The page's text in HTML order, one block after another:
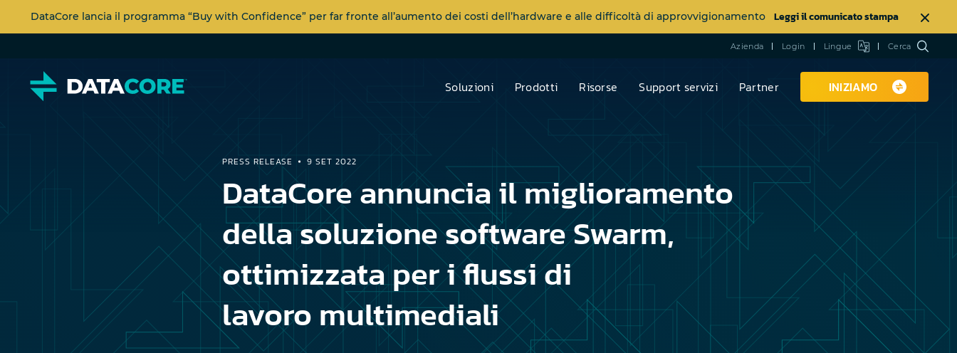
DataCore lancia il programma “Buy with Confidence” per far fronte all’aumento dei costi dell’hardware e alle difficoltà di approvvigionamento Leggi il comunicato stampa
Azienda Login Lingue Cerca
Soluzioni Prodotti Risorse Support servizi Partner INIZIAMO
PRESS RELEASE 9 SET 2022
DataCore annuncia il miglioramento
della soluzione software Swarm,
ottimizzata per i flussi di
lavoro multimediali